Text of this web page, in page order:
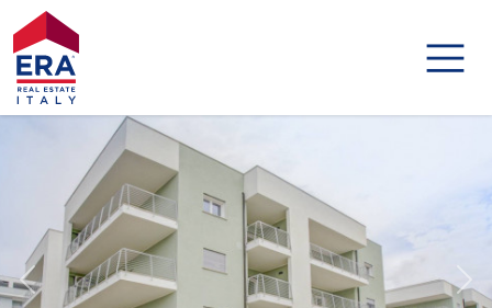
HOME
IMMOBILI
DISTINCTIVE
AGENZIE
Codice
Contratto
Qualsiasi
Vendita